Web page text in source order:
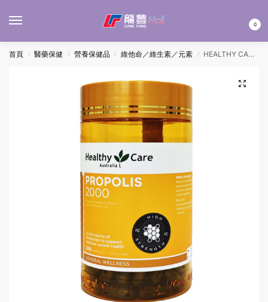
0
首頁 / 醫藥保健 / 營養保健品 / 維他命／維生素／元素 / HEALTHY CARE 蜂膠2000MG 200’S